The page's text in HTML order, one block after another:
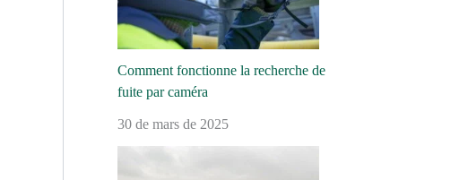
Comment fonctionne la recherche de
fuite par caméra
30 de mars de 2025